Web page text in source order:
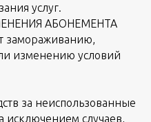
услуг.
АБОНЕМЕНТА
замораживанию,
изменению условий
за неиспользованные
исключением случаев,